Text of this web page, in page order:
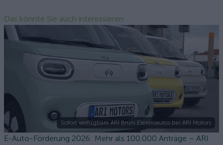
Das könnte Sie auch interessieren
Sofort verfügbare ARI Bruni Elektroautos bei ARI Motors
E-Auto-Förderung 2026: Mehr als 100.000 Anträge – ARI